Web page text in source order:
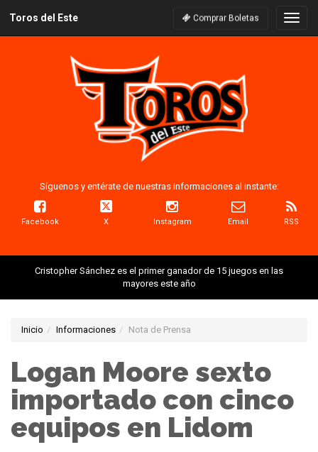
Toros del Este Comprar Boletas
Síguenos y entérate de nuestras informaciones al instante:
Facebook X Instagram Email RSS
Cristopher Sánchez es el primer ganador de 15 juegos en las
mayores este año
Inicio Informaciones Nota de Prensa
Logan Moore sexto
importado con cinco
equipos en Lidom